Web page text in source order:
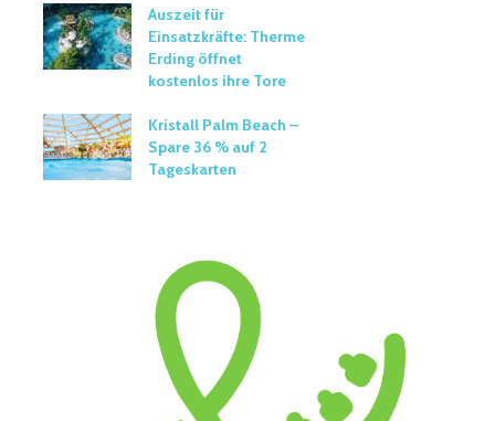
Auszeit für
Einsatzkräfte: Therme
Erding öffnet
kostenlos ihre Tore
Kristall Palm Beach –
Spare 36 % auf 2
Tageskarten